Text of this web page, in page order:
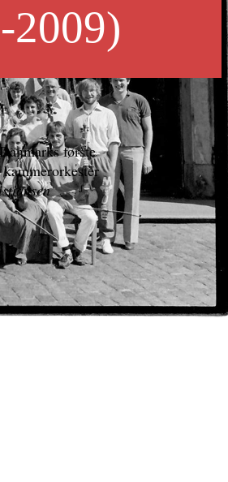
2009)
første